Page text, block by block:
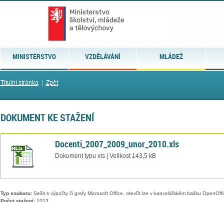
MINISTERSTVO VZDĚLÁVÁNÍ MLÁDEŽ
Titulní stránka| Zpět
DOKUMENT KE STAŽENÍ
Docenti_2007_2009_unor_2010.xls
Dokument typu xls | Velikost 143,5 kB
Typ souboru:Sešit s výpočty či grafy Microsoft Office, otevřít lze v kancelářském balíku